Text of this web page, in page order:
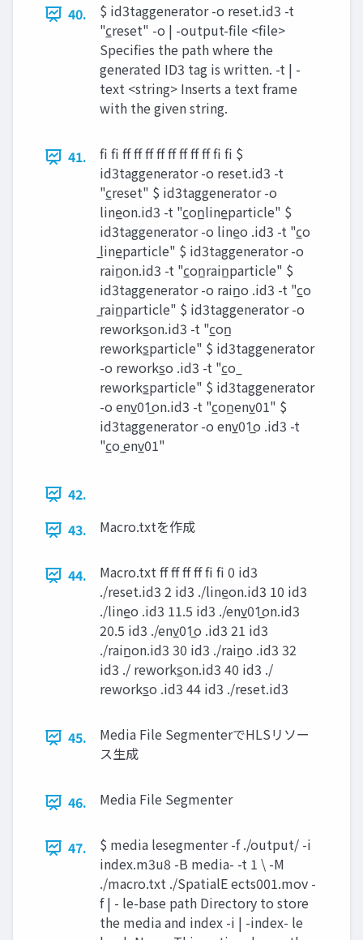
40.
$ id3taggenerator -o reset.id3 -t
"c̲reset" -o | -output-file <file>
Specifies the path where the
generated ID3 tag is written. -t | -
text <string> Inserts a text frame
with the given string.
41.
fi fi ff ff ff ff ff ff ff ff fi fi $
id3taggenerator -o reset.id3 -t
"c̲reset" $ id3taggenerator -o
line̲on.id3 -t "c̲on̲line̲particle" $
id3taggenerator -o line̲o .id3 -t "c̲o
̲line̲particle" $ id3taggenerator -o
rain̲on.id3 -t "c̲on̲rain̲particle" $
id3taggenerator -o rain̲o .id3 -t "c̲o
̲rain̲particle" $ id3taggenerator -o
reworks̲on.id3 -t "c̲on̲
reworks̲particle" $ id3taggenerator
-o reworks̲o .id3 -t "c̲o ̲
reworks̲particle" $ id3taggenerator
-o env̲01̲on.id3 -t "c̲on̲env̲01" $
id3taggenerator -o env̲01̲o .id3 -t
"c̲o ̲env̲01"
42.
43.
Macro.txtを作成
44.
Macro.txt ff ff ff ff fi fi 0 id3
./reset.id3 2 id3 ./line̲on.id3 10 id3
./line̲o .id3 11.5 id3 ./env̲01̲on.id3
20.5 id3 ./env̲01̲o .id3 21 id3
./rain̲on.id3 30 id3 ./rain̲o .id3 32
id3 ./ reworks̲on.id3 40 id3 ./
reworks̲o .id3 44 id3 ./reset.id3
45.
Media File SegmenterでHLSリソー
ス生成
46. Media File Segmenter
47.
$ media lesegmenter -f ./output/ -i
index.m3u8 -B media- -t 1 \ -M
./macro.txt ./SpatialE ects001.mov -
f | - le-base path Directory to store
the media and index -i | -index- le